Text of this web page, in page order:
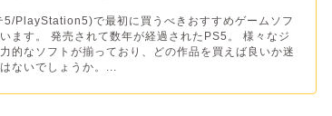
5/PlayStation5)で最初に買うべきおすすめゲームソフ
ます。 発売されて数年が経過されたPS5。 様々なジ
的なソフトが揃っており、どの作品を買えば良いか迷
ないでしょうか。...